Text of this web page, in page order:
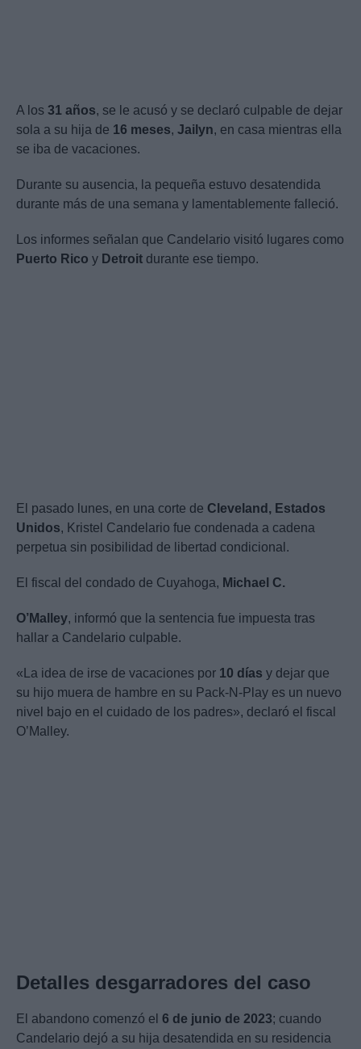
A los 31 años, se le acusó y se declaró culpable de dejar
sola a su hija de 16 meses, Jailyn, en casa mientras ella
se iba de vacaciones.
Durante su ausencia, la pequeña estuvo desatendida
durante más de una semana y lamentablemente falleció.
Los informes señalan que Candelario visitó lugares como
Puerto Rico y Detroit durante ese tiempo.
El pasado lunes, en una corte de Cleveland, Estados
Unidos, Kristel Candelario fue condenada a cadena
perpetua sin posibilidad de libertad condicional.
El fiscal del condado de Cuyahoga, Michael C.
O’Malley, informó que la sentencia fue impuesta tras
hallar a Candelario culpable.
«La idea de irse de vacaciones por 10 días y dejar que
su hijo muera de hambre en su Pack-N-Play es un nuevo
nivel bajo en el cuidado de los padres», declaró el fiscal
O’Malley.
Detalles desgarradores del caso
El abandono comenzó el 6 de junio de 2023; cuando
Candelario dejó a su hija desatendida en su residencia